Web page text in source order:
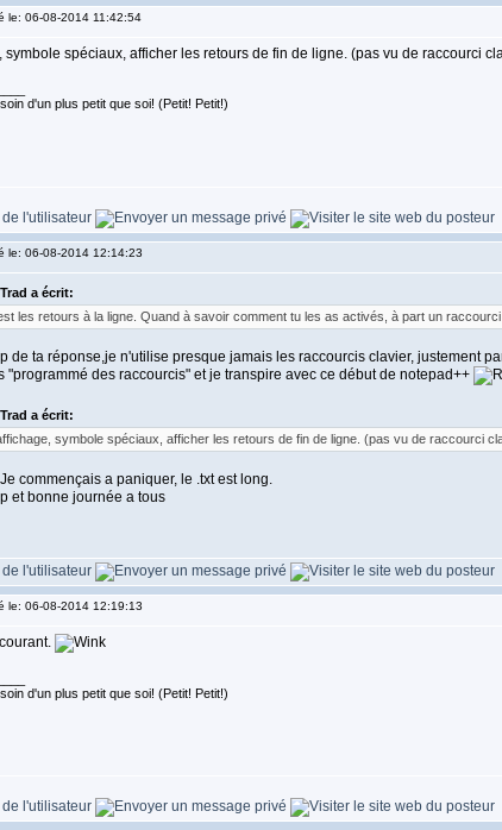
le: 06-08-2014 11:42:54
symbole spéciaux, afficher les retours de fin de ligne. (pas vu de raccourci
d'un plus petit que soi! (Petit! Petit!)
le: 06-08-2014 12:14:23
a écrit:
les retours à la ligne. Quand à savoir comment tu les as activés, à part un
de ta réponse,je n'utilise presque jamais les raccourcis clavier, justement
"programmé des raccourcis" et je transpire avec ce début de notepad++
a écrit:
symbole spéciaux, afficher les retours de fin de ligne. (pas vu de raccourci
commençais a paniquer, le .txt est long.
et bonne journée a tous
le: 06-08-2014 12:19:13
d'un plus petit que soi! (Petit! Petit!)